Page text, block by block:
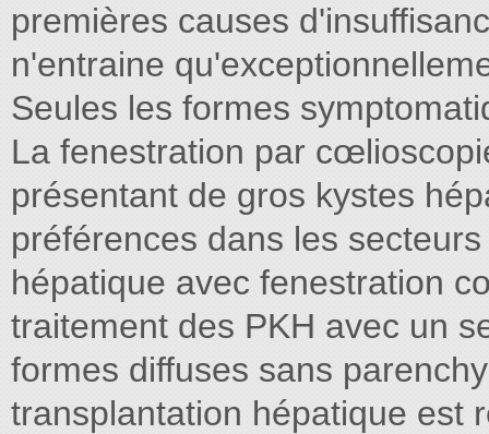
premières causes
n'entraine
Seules les formes
La fenestration par
présentant de gros kystes
préférences dans les
hépatique avec fenestration
traitement des PKH avec un
formes diffuses sans
transplantation hépatique est